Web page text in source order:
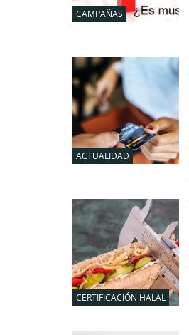
CAMPAÑAS
ACTUALIDAD
CERTIFICACIÓN HALAL